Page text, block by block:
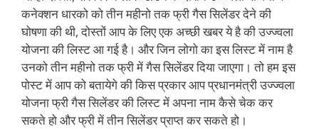
कनेक्शन धारको को तीन महीनो तक फ्री गैस सिलेंडर देने की
घोषणा की थी, दोस्तों आप के लिए एक अच्छी खबर ये है की उज्ज्वला
योजना की लिस्ट आ गई है। और जिन लोगो का इस लिस्ट में नाम है
उनको तीन महीनो तक फ्री में गैस सिलेंडर दिया जाएगा। तो हम इस
पोस्ट में आप को बतायेगे की किस प्रकार आप प्रधानमंत्री उज्ज्वला
योजना फ्री गैस सिलेंडर की लिस्ट में अपना नाम कैसे चेक कर
सकते हो और फ्री में तीन सिलेंडर प्राप्त कर सकते हो।